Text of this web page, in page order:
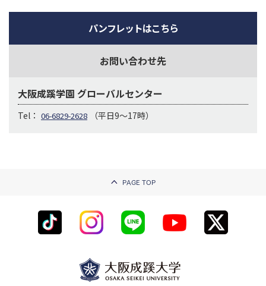
パンフレットはこちら
お問い合わせ先
大阪成蹊学園 グローバルセンター
Tel： 06-6829-2628 （平日9〜17時）
PAGE TOP